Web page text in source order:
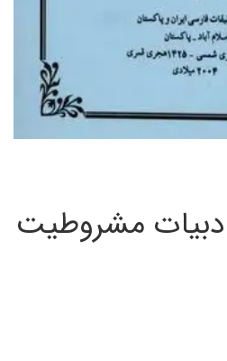
مشروطیت